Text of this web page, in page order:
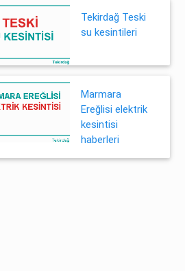
Tekirdağ Teski
su kesintileri
Marmara
Ereğlisi elektrik
kesintisi
haberleri